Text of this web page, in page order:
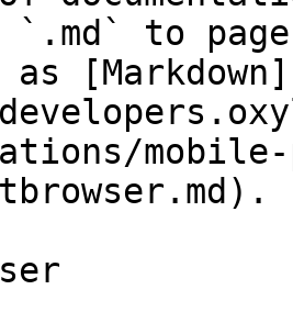
`.md` to
[Markdown]